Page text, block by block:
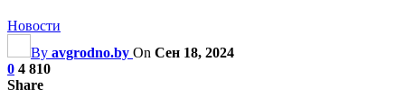
Новости
By avgrodno.by On Сен 18, 2024
0 4 810
Share